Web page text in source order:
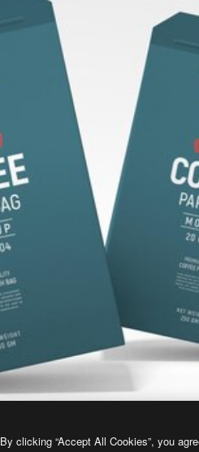
By clicking “Accept All Cookies”, you